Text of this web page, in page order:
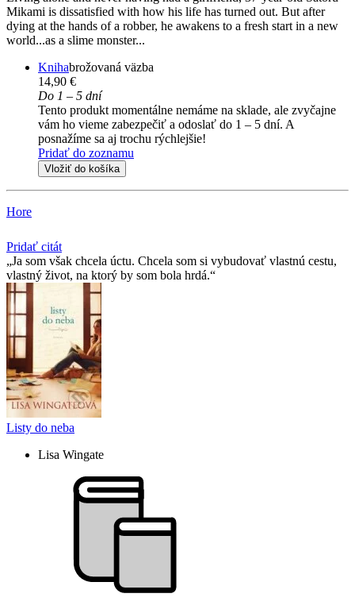
Mikami is dissatisfied with how his life has turned out. But after
dying at the hands of a robber, he awakens to a fresh start in a new
world...as a slime monster...
Knihabrožovaná väzba
14,90 €
Do 1 – 5 dní
Tento produkt momentálne nemáme na sklade, ale zvyčajne
vám ho vieme zabezpečiť a odoslať do 1 – 5 dní. A
posnažíme sa aj trochu rýchlejšie!
Pridať do zoznamu
Vložiť do košíka
Hore
Pridať citát
Ja som však chcela úctu. Chcela som si vybudovať vlastnú cestu,
vlastný život, na ktorý by som bola hrdá.
Listy do neba
Lisa Wingate